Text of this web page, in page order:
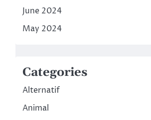
June 2024
May 2024
Categories
Alternatif
Animal